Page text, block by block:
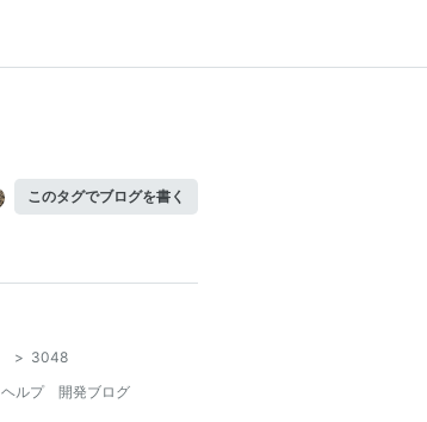
このタグでブログを書く
> 3048
ヘルプ
開発ブログ